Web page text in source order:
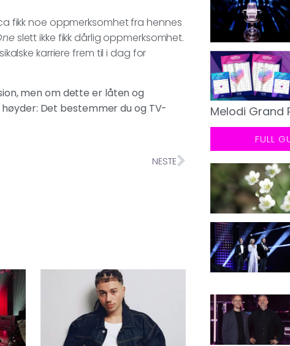
fikk noe oppmerksomhet fra hennes
slett ikke fikk dårlig oppmerksomhet.
karriere frem til i dag for
men om dette er låten og
Det bestemmer du og TV-
NESTE
Melodi Grand
FULL